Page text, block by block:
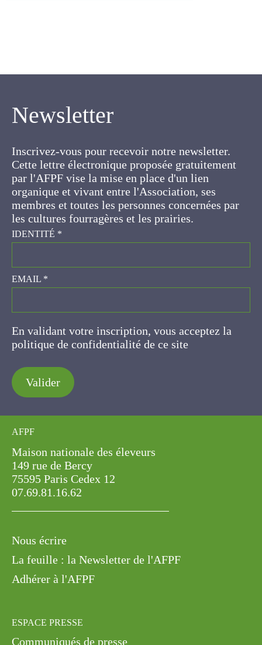
Cette lettre électronique proposée
gratuitement par l'AFPF vise la mise en place
d'un lien organique et vivant entre l'Association,
ses membres et toutes les personnes
concernées par les cultures fourragères et les
prairies.
IDENTITÉ*
EMAIL*
En validant votre inscription, vous acceptez la
politique de confidentialité de ce site
Valider
AFPF
Maison nationale des éleveurs
149 rue de Bercy
75595 Paris Cedex 12
07.69.81.16.62
Nous écrire
La feuille : la Newsletter de l'AFPF
Adhérer à l'AFPF
ESPACE PRESSE
Communiqués de presse